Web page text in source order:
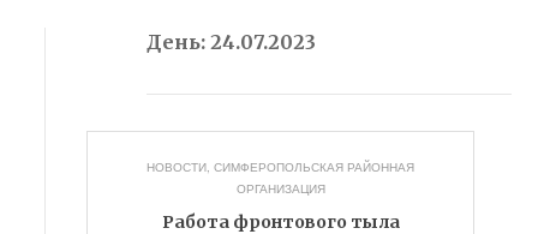
День:24.07.2023
НОВОСТИ,СИМФЕРОПОЛЬСКАЯ РАЙОННАЯ
ОРГАНИЗАЦИЯ
Работа фронтового тыла